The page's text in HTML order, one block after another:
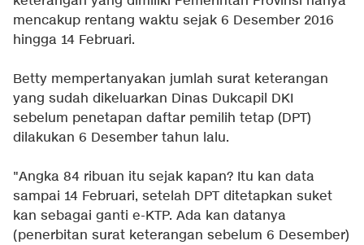
mencakup rentang waktu sejak 6 Desember 2016
hingga 14 Februari.
Betty mempertanyakan jumlah surat keterangan
yang sudah dikeluarkan Dinas Dukcapil DKI
sebelum penetapan daftar pemilih tetap (DPT)
dilakukan 6 Desember tahun lalu.
"Angka 84 ribuan itu sejak kapan? Itu kan data
sampai 14 Februari, setelah DPT ditetapkan suket
kan sebagai ganti e-KTP. Ada kan datanya
(penerbitan surat keterangan sebelum 6 Desember)